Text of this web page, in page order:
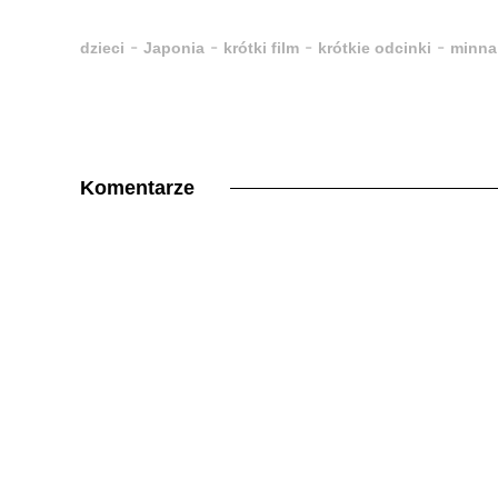
dzieci - Japonia - krótki film - krótkie odcinki -
Komentarze